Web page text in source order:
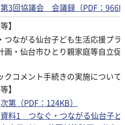
第3回協議会 会議録（PDF：
】
つながる仙台子ども生活応援プ
画・仙台市ひとり親家庭等自立
クコメント手続きの実施について
】
次第（PDF：124KB）
資料1 つなぐ・つながる仙台子ど